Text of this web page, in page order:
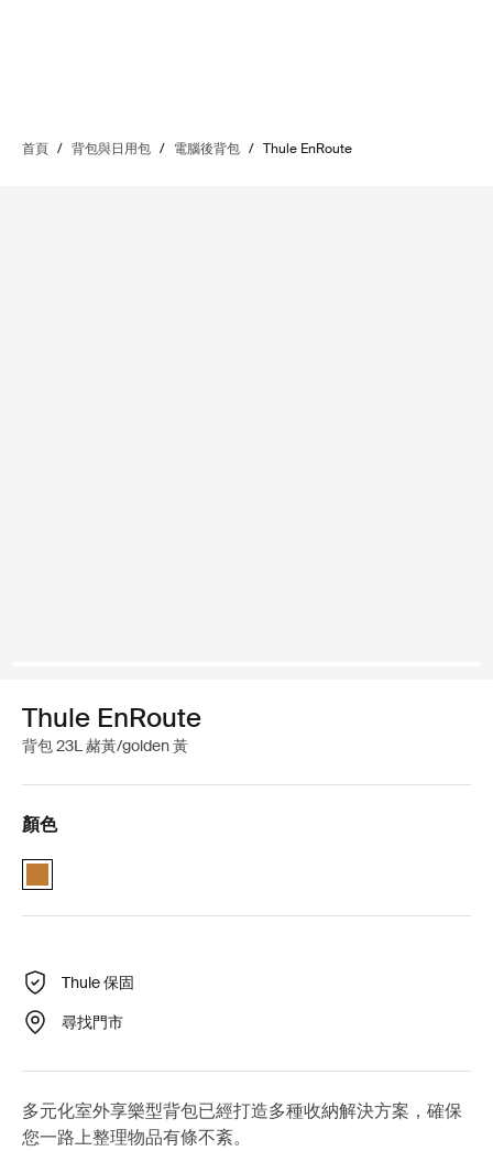
首頁 / 背包與日用包 / 電腦後背包 / Thule EnRoute
Thule EnRoute
背包 23L 赭黃/golden 黃
顏色
Thule EnRoute backpack 23L Ochre/Golden (selected)
Thule 保固
尋找門市
多元化室外享樂型背包已經打造多種收納解決方案，確保
您一路上整理物品有條不紊。